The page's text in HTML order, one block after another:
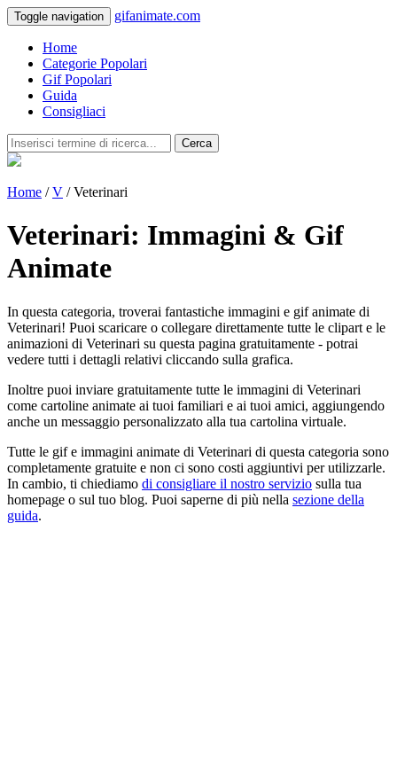
Toggle navigation gifanimate.com
Home
Categorie Popolari
Gif Popolari
Guida
Consigliaci
Cerca
Home /V / Veterinari
Veterinari: Immagini & Gif
Animate
In questa categoria, troverai fantastiche immagini e gif animate di
Veterinari! Puoi scaricare o collegare direttamente tutte le clipart e le
animazioni di Veterinari su questa pagina gratuitamente - potrai
vedere tutti i dettagli relativi cliccando sulla grafica.
Inoltre puoi inviare gratuitamente tutte le immagini di Veterinari
come cartoline animate ai tuoi familiari e ai tuoi amici, aggiungendo
anche un messaggio personalizzato alla tua cartolina virtuale.
Tutte le gif e immagini animate di Veterinari di questa categoria sono
completamente gratuite e non ci sono costi aggiuntivi per utilizzarle.
In cambio, ti chiediamo di consigliare il nostro servizio sulla tua
homepage o sul tuo blog. Puoi saperne di più nella sezione della
guida.